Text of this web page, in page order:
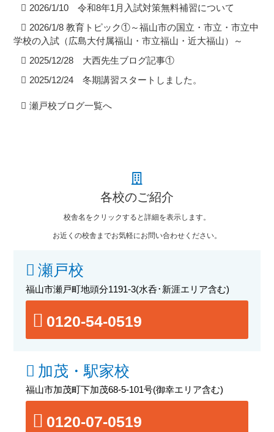
2026/1/10 令和8年1月入試対策無料補習について
2026/1/8 教育トピック①～福山市の国立・市立・市立中
学校の入試（広島大付属福山・市立福山・近大福山）～
2025/12/28 大西先生ブログ記事①
2025/12/24 冬期講習スタートしました。
瀬戸校ブログ一覧へ
各校のご紹介
校舎名をクリックすると詳細を表示します。
お近くの校舎までお気軽にお問い合わせください。
瀬戸校
福山市瀬戸町地頭分1191-3(水呑･新涯エリア含む)
0120-54-0519
加茂・駅家校
福山市加茂町下加茂68-5-101号(御幸エリア含む)
0120-07-0519